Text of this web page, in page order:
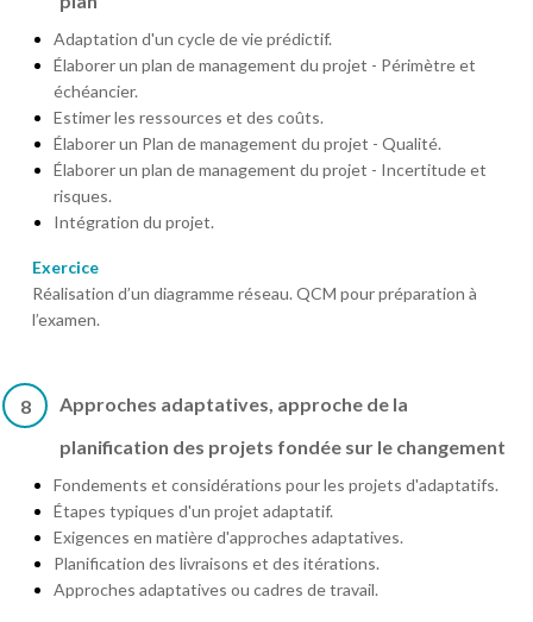
Adaptation d'un cycle de vie prédictif.
Élaborer un plan de management du projet - Périmètre et
échéancier.
Estimer les ressources et des coûts.
Élaborer un Plan de management du projet - Qualité.
Élaborer un plan de management du projet - Incertitude et
risques.
Intégration du projet.
Exercice
Réalisation d’un diagramme réseau. QCM pour préparation à
l’examen.
8
Approches adaptatives, approche de la
planification des projets fondée sur le changement
Fondements et considérations pour les projets d'adaptatifs.
Étapes typiques d'un projet adaptatif.
Exigences en matière d'approches adaptatives.
Planification des livraisons et des itérations.
Approches adaptatives ou cadres de travail.